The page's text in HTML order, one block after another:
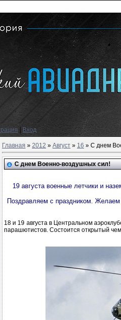
Вход
Главная»2012 » Август » 16» С днем
С днем Военно-воздушных сил!
19 августа военные летчики и
Поздравляем с праздником.Желаем
18 и 19 августа в Центральном
парашютистов. Состоится открытый